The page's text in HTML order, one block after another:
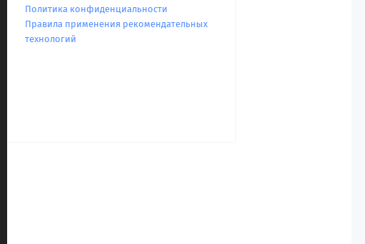
Политика конфиденциальности
Правила применения рекомендательных
технологий